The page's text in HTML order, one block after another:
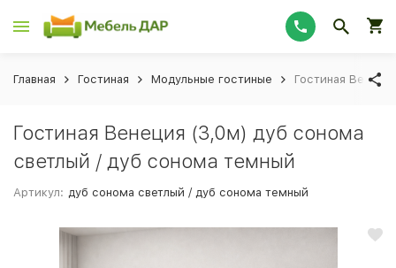
Главная Гостиная Модульные гостиные Гостиная
Гостиная Венеция (3,0м) дуб сонома
светлый / дуб сонома темный
Артикул: дуб сонома светлый / дуб сонома темный